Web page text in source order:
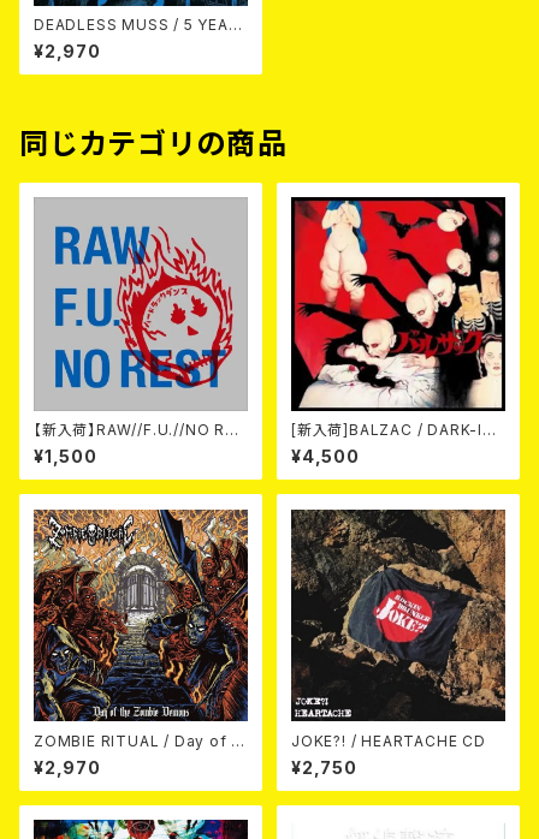
DEADLESS MUSS / 5 YEAR
S IMPRISONMENT + 7 TRA
CKS [2025 EDITION] (CD)
¥2,970
同じカテゴリの商品
【新入荷】RAW//F.U.//NO RES
T / 3way split EP ハード ラッ
ク ダンス (CD)
¥1,500
[新入荷]BALZAC / DARK-IS
M -20th Anniversary Comp
ilation- (2CD)
¥4,500
ZOMBIE RITUAL / Day of th
e Zombie Demons
¥2,970
JOKE?! / HEARTACHE CD
¥2,750